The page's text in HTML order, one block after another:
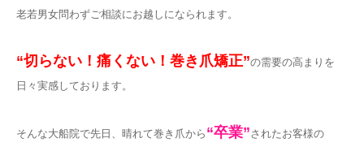
老若男女問わずご相談にお越しになられます。
“切らない！痛くない！巻き爪矯正”の需要の高まりを
日々実感しております。
そんな大船院で先日、晴れて巻き爪から “卒業”されたお客様の